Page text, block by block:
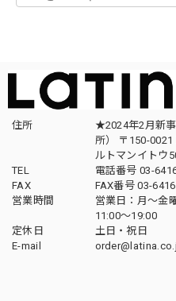
住所
★2024年2月新
所） 〒150-
ルトマンイトウ
TEL
電話番号 03-
FAX
FAX番号 03-
営業時間
営業日：月〜金
11:00〜19:00
定休日
土日・祝日
E-mail